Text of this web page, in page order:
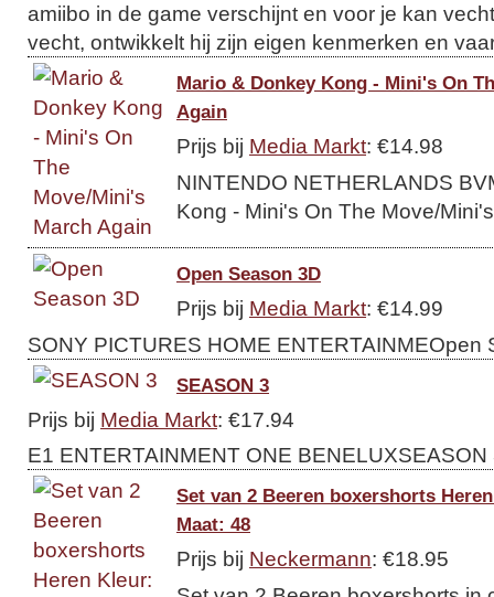
amiibo in de game verschijnt en voor je kan
vecht, ontwikkelt hij zijn eigen kenmerken en
Mario & Donkey Kong - Mini's On
Again
Prijs bij Media Markt: €14.98
NINTENDO NETHERLANDS
Kong - Mini's On The Move/
Open Season 3D
Prijs bij Media Markt: €14.99
SONY PICTURES HOME ENTERTAINMEOpen
SEASON 3
Prijs bij Media Markt: €17.94
E1 ENTERTAINMENT ONE BENELUXSEASON
Set van 2 Beeren boxershorts
Maat: 48
Prijs bij Neckermann: €18.95